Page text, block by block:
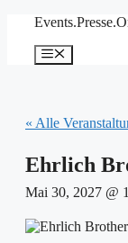
springen
Menü
« Alle
Ehrlich
Mai 30, 2027 @